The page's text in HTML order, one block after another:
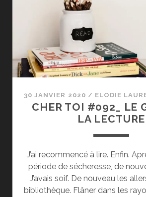
30 JANVIER 2020 / ELODIE
CHER TOI #092_ LE
LA LECTURE
J’ai recommencé à lire. Enfin.
période de sécheresse, de
J’avais soif. De nouveau les
bibliothèque. Flâner dans les